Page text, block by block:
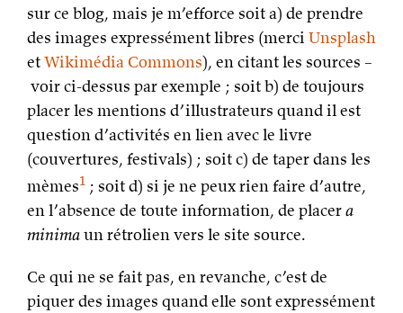
sur ce blog, mais je m’efforce soit a) de prendre
des images expressément libres (merci Unsplash
etWikimédia Commons), en citant les sources –
voir ci-dessus par exemple ; soit b) de toujours
placer les mentions d’illustrateurs quand il est
question d’activités en lien avec le livre
(couvertures, festivals) ; soit c) de taper dans les
mèmes1 ; soit d) si je ne peux rien faire d’autre,
en l’absence de toute information, de placera
minimaun rétrolien vers le site source.
Ce qui ne se fait pas, en revanche, c’est de
piquer des images quand elle sont expressément